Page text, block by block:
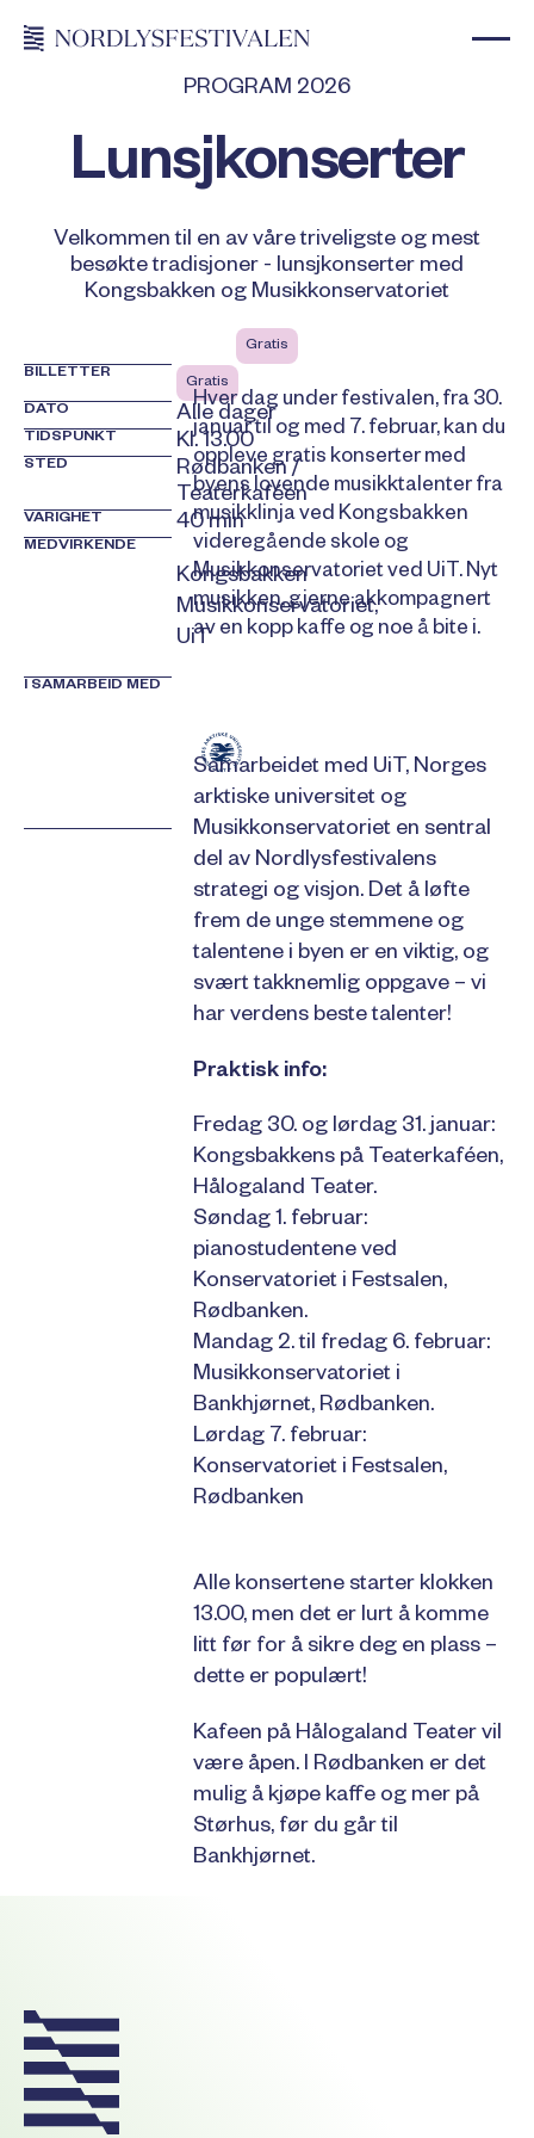
PROGRAM 2026
Lunsjkonserter
Velkommen til en av våre triveligste og mest
besøkte tradisjoner - lunsjkonserter med
Kongsbakken og Musikkonservatoriet
Gratis
BILLETTER
Gratis
DATO
Alle dager
TIDSPUNKT Kl. 13.00
STED
Rødbanken /
Teaterkaféen
VARIGHET 40 min
MEDVIRKENDE
Kongsbakken
Musikkonservatoriet,
UiT
I SAMARBEID MED
Hver dag under festivalen, fra 30.
januar til og med 7. februar, kan du
oppleve gratis konserter med
byens lovende musikktalenter fra
musikklinja ved Kongsbakken
videregående skole og
Musikkonservatoriet ved UiT. Nyt
musikken, gjerne akkompagnert
av en kopp kaffe og noe å bite i.
Samarbeidet med UiT, Norges
arktiske universitet og
Musikkonservatoriet en sentral
del av Nordlysfestivalens
strategi og visjon. Det å løfte
frem de unge stemmene og
talentene i byen er en viktig, og
svært takknemlig oppgave – vi
har verdens beste talenter!
Praktisk info:
Fredag 30. og lørdag 31. januar:
Kongsbakkens på Teaterkaféen,
Hålogaland Teater.
Søndag 1. februar:
pianostudentene ved
Konservatoriet i Festsalen,
Rødbanken.
Mandag 2. til fredag 6. februar:
Musikkonservatoriet i
Bankhjørnet, Rødbanken.
Lørdag 7. februar:
Konservatoriet i Festsalen,
Rødbanken
Alle konsertene starter klokken
13.00, men det er lurt å komme
litt før for å sikre deg en plass –
dette er populært!
Kafeen på Hålogaland Teater vil
være åpen. I Rødbanken er det
mulig å kjøpe kaffe og mer på
Størhus, før du går til
Bankhjørnet.